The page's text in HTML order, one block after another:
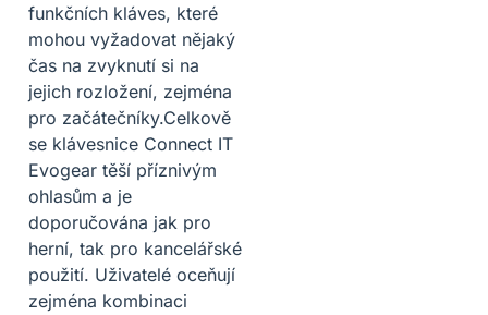
funkčních kláves, které
mohou vyžadovat nějaký
čas na zvyknutí si na
jejich rozložení, zejména
pro začátečníky.Celkově
se klávesnice Connect IT
Evogear těší příznivým
ohlasům a je
doporučována jak pro
herní, tak pro kancelářské
použití. Uživatelé oceňují
zejména kombinaci